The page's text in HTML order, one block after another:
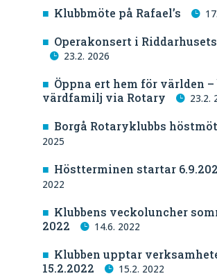
Klubbmöte på Rafael’s
Operakonsert i
23.2. 2026
Öppna ert hem för världen
värdfamilj via Rotary
23.2.
Borgå Rotaryklubbs
2025
Höstterminen startar
2022
Klubbens veckoluncher
2022
14.6. 2022
Klubben upptar
15.2.2022
15.2. 2022